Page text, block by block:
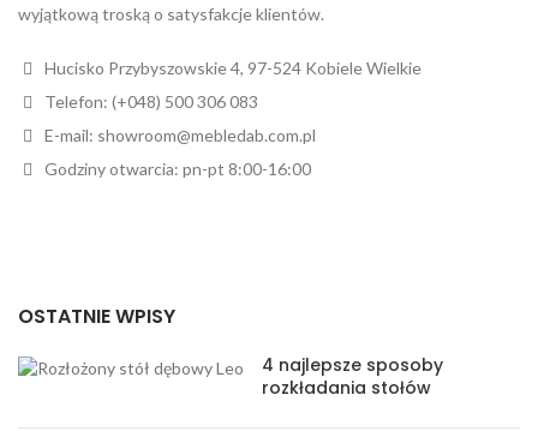
wyjątkową troską o satysfakcje klientów.
Hucisko Przybyszowskie 4, 97-524 Kobiele Wielkie
Telefon: (+048) 500 306 083
E-mail: showroom@mebledab.com.pl
Godziny otwarcia: pn-pt 8:00-16:00
OSTATNIE WPISY
4 najlepsze sposoby
rozkładania stołów